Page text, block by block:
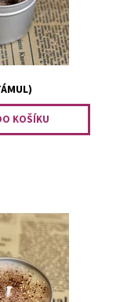
dát si s nimi
v zádech.